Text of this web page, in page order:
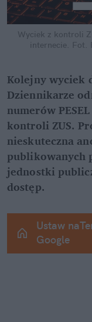
Wyciek z kontroli
internecie. Fot.
Kolejny wyciek
Dziennikarze
numerów
kontroli ZUS.
nieskuteczna
publikowanych
jednostki
dostęp.
Ustaw
Google